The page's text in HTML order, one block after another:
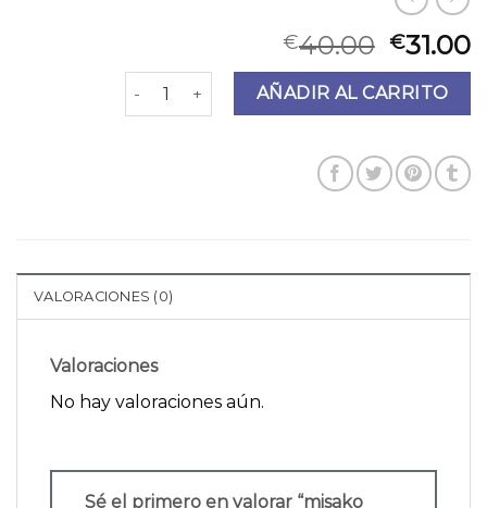
€40.00 €31.00
misako bolsos cantidadAÑADIR AL CARRITO
VALORACIONES (0)
Valoraciones
No hay valoraciones aún.
Sé el primero en valorar “misako